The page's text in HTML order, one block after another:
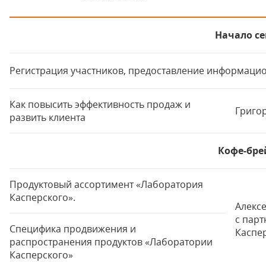
Начало
Регистрация участников, предоставление
Как повысить эффективность продаж и
развить клиента
Кофе-
Продуктовый ассортимент «Лаборатория
Касперского».
с
Специфика продвижения и
распространения продуктов «Лаборатории
Касперского»